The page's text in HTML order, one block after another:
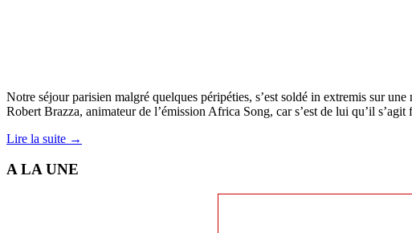
Notre séjour parisien malgré quelques péripéties, s’est soldé in extremis sur
Robert Brazza, animateur de l’émission Africa Song, car s’est de lui qu’il
Lire la suite →
A LA UNE